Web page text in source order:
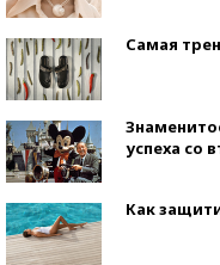
Самая
успеха со
Как